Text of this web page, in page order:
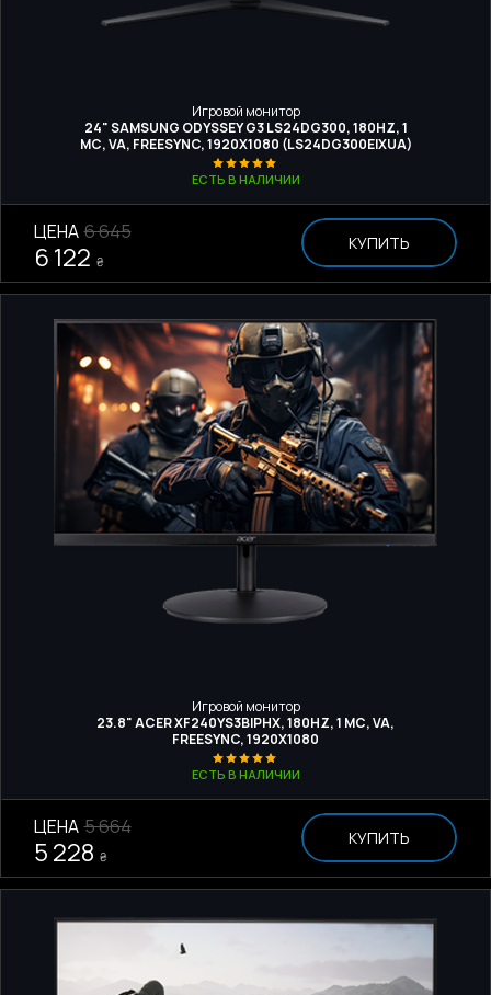
Игровой монитор
24" SAMSUNG ODYSSEY G3 LS24DG300, 180HZ, 1
МС, VA, FREESYNC, 1920X1080 (LS24DG300EIXUA)
ЕСТЬ В НАЛИЧИИ
ЦЕНА 6 645
6 122 ₴
КУПИТЬ
Игровой монитор
23.8" ACER XF240YS3BIPHX, 180HZ, 1 МС, VA,
FREESYNC, 1920X1080
ЕСТЬ В НАЛИЧИИ
ЦЕНА 5 664
5 228 ₴
КУПИТЬ